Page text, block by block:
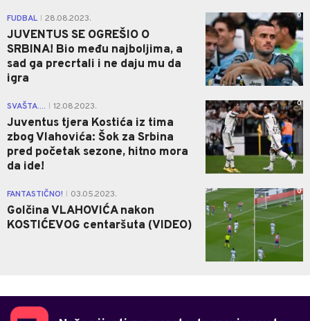
FUDBAL 28.08.2023.
JUVENTUS SE OGREŠIO O
SRBINA! Bio među najboljima, a
sad ga precrtali i ne daju mu da
igra
0
SVAŠTA.... 12.08.2023.
Juventus tjera Kostića iz tima
zbog Vlahovića: Šok za Srbina
pred početak sezone, hitno mora
da ide!
0
FANTASTIČNO! 03.05.2023.
Golčina VLAHOVIĆA nakon
KOSTIĆEVOG centaršuta (VIDEO)
0